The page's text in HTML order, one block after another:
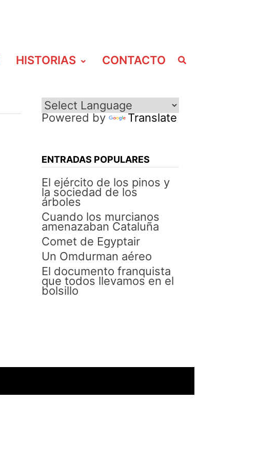
HISTORIAS CONTACTO
Powered by Translate
ENTRADAS POPULARES
El ejército de los pinos y
la sociedad de los
árboles
Cuando los murcianos
amenazaban Cataluña
Comet de Egyptair
Un Omdurman aéreo
El documento franquista
que todos llevamos en el
bolsillo